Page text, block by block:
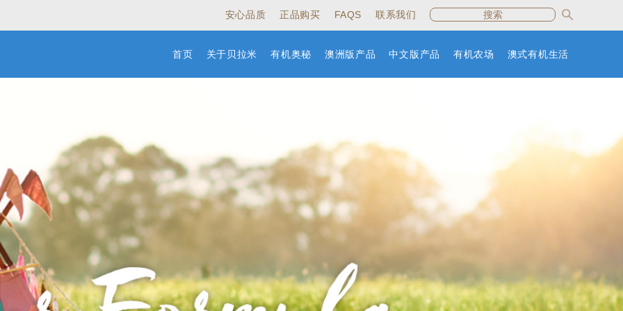
安心品质 正品购买 FAQS 联系我们
首页 关于贝拉米 有机奥秘 澳洲版产品 中文版产品 有机农场 澳式有机生活